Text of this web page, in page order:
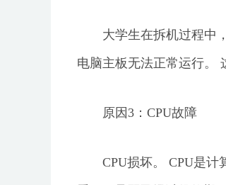
大学生在拆机过程中
电脑主板无法正常运行。
原因3：CPU故障
CPU损坏。 CPU是